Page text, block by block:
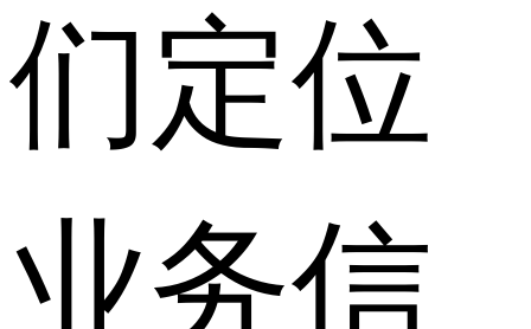
们定位
业务信